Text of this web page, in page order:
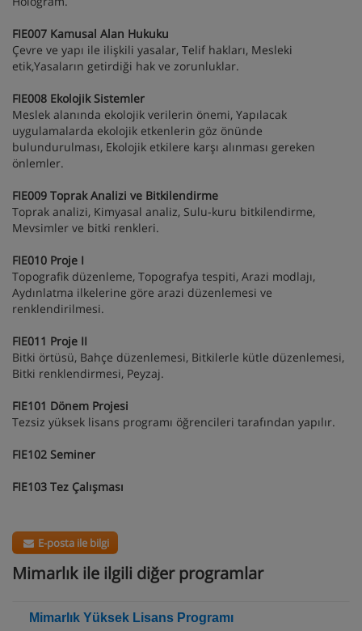
FIE007 Kamusal Alan Hukuku
Çevre ve yapı ile ilişkili yasalar, Telif hakları, Mesleki
etik,Yasaların getirdiği hak ve zorunluklar.
FIE008 Ekolojik Sistemler
Meslek alanında ekolojik verilerin önemi, Yapılacak
uygulamalarda ekolojik etkenlerin göz önünde
bulundurulması, Ekolojik etkilere karşı alınması gereken
önlemler.
FIE009 Toprak Analizi ve Bitkilendirme
Toprak analizi, Kimyasal analiz, Sulu-kuru bitkilendirme,
Mevsimler ve bitki renkleri.
FIE010 Proje I
Topografik düzenleme, Topografya tespiti, Arazi modlajı,
Aydınlatma ilkelerine göre arazi düzenlemesi ve
renklendirilmesi.
FIE011 Proje II
Bitki örtüsü, Bahçe düzenlemesi, Bitkilerle kütle düzenlemesi,
Bitki renklendirmesi, Peyzaj.
FIE101 Dönem Projesi
Tezsiz yüksek lisans programı öğrencileri tarafından yapılır.
FIE102 Seminer
FIE103 Tez Çalışması
E-posta ile bilgi
Mimarlık ile ilgili diğer programlar
Mimarlık Yüksek Lisans Programı